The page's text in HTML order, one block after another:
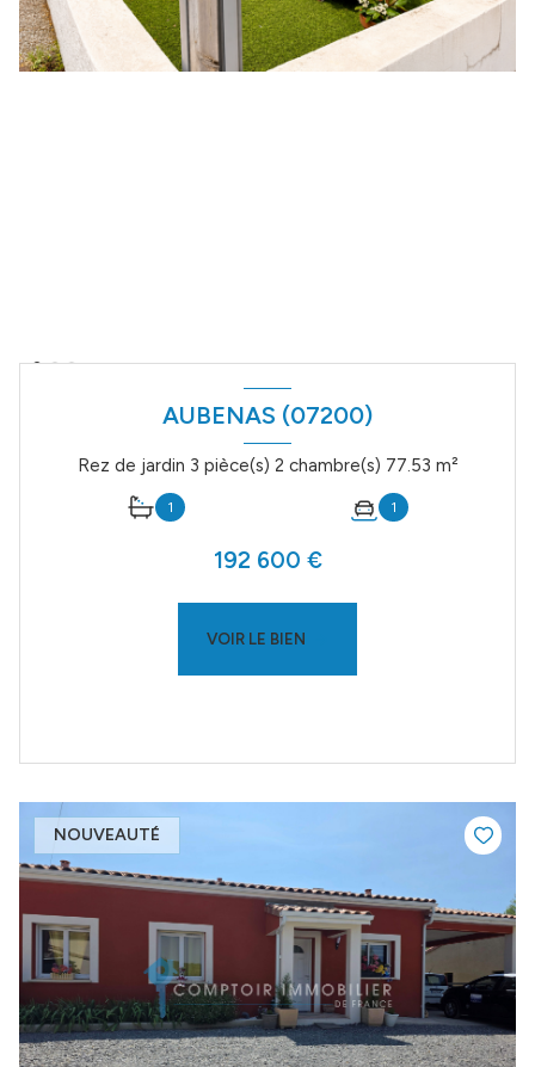
AUBENAS (07200)
Rez de jardin 3 pièce(s) 2 chambre(s) 77.53 m²
1 1
192 600 €
VOIR LE BIEN
NOUVEAUTÉ